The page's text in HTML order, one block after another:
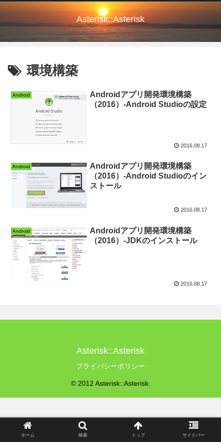
Asterisk::Asterisk
環境構築
Android
Androidアプリ開発環境構築
（2016）-Android Studioの設定
2016.08.17
Android
Androidアプリ開発環境構築
（2016）-Android Studioのイン
ストール
2016.08.17
Android
Androidアプリ開発環境構築
（2016）-JDKのインストール
2016.08.17
Asterisk::Asterisk
プライバシーポリシー
© 2012 Asterisk::Asterisk.
ホーム 検索 トップ サイドバー